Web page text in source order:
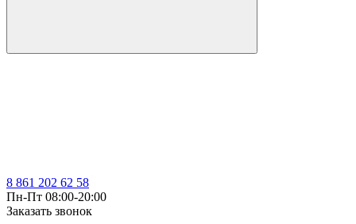
8 861 202 62 58
Пн-Пт 08:00-20:00
Заказать звонок